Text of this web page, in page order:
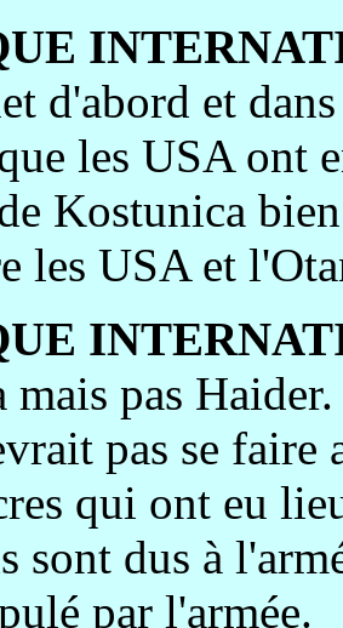
d'abord et
les USA ont
Kostunica
les USA et
pas Haider.
pas se faire
qui ont eu
sont dus à
par l'armée.